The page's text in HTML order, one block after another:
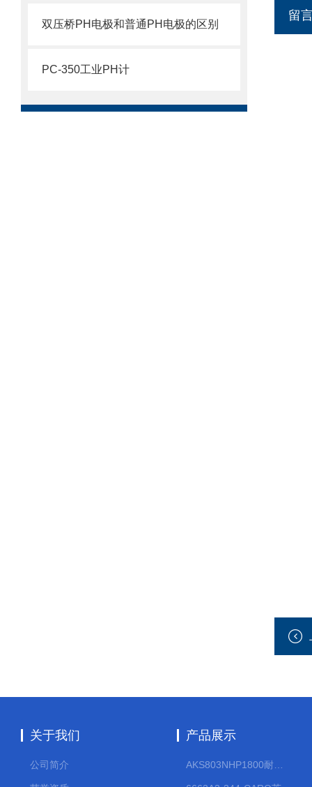
双压桥PH电极和普通PH电极的区别
PC-350工业PH计
留
关于我们
公司简介
产品展示